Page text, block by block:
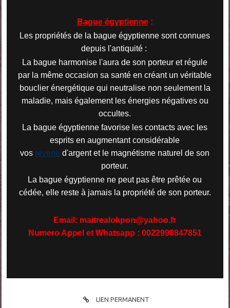
Bague égyptienne:
Les propriétés de la bague égyptienne sont connues
depuis l'antiquité :
La bague harmonise l'aura de son porteur et régule
par la même occasionsa santé en créant un véritable
bouclier énergétique qui neutralise non seulement la
maladie, mais également les énergies négatives ou
occultes.
La bague égyptienne favorise les contacts avec les
esprits en augmentantconsidérable
vos revenu d'argent et le magnétisme naturel de son
porteur.
La bague égyptienne ne peut pas être prêtée ou
cédée, elle reste à jamais la propriété de son porteur.
Email: maitrealokpon@yahoo.fr
Numero Appel et Whatsapp : 0022998847851
LIEN PERMANENT